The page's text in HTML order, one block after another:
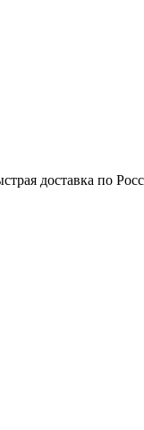
доставка по